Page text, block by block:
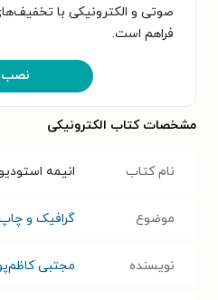
صوتی و الکترونیکی با
فراهم است.
نصب
مشخصات کتاب الکترونیکی
نام کتاب انیمه استودیو
موضوع گرافیک و
نویسنده مجتبی